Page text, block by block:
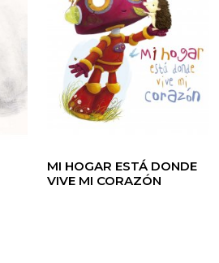
MI HOGAR ESTÁ DONDE
VIVE MI CORAZÓN